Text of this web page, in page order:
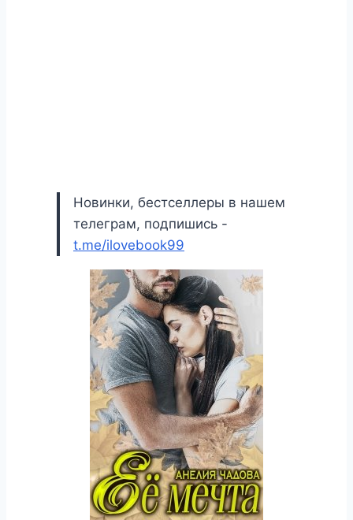
Новинки, бестселлеры в нашем
телеграм, подпишись -
t.me/ilovebook99